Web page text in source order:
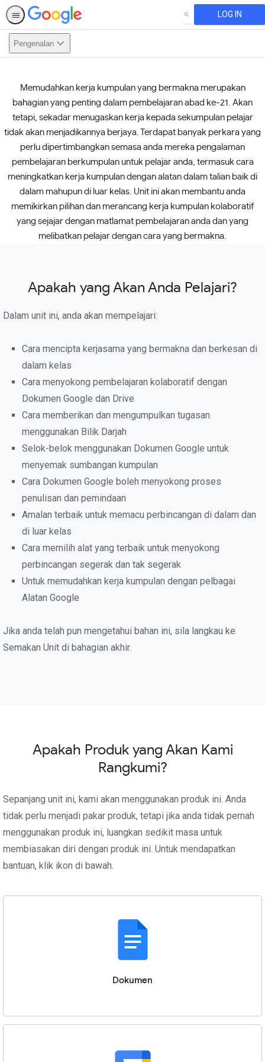
SEARCH LOG IN
Pengenalan
This activity is also available in
English.View activity
Memudahkan kerja kumpulan yang bermakna merupakan
bahagian yang penting dalam pembelajaran abad ke-21. Akan
tetapi, sekadar menugaskan kerja kepada sekumpulan pelajar
tidak akan menjadikannya berjaya. Terdapat banyak perkara yang
perlu dipertimbangkan semasa anda mereka pengalaman
pembelajaran berkumpulan untuk pelajar anda, termasuk cara
meningkatkan kerja kumpulan dengan alatan dalam talian baik di
dalam mahupun di luar kelas. Unit ini akan membantu anda
memikirkan pilihan dan merancang kerja kumpulan kolaboratif
yang sejajar dengan matlamat pembelajaran anda dan yang
melibatkan pelajar dengan cara yang bermakna.
Apakah yang Akan Anda Pelajari?
Dalam unit ini, anda akan mempelajari:
Cara mencipta kerjasama yang bermakna dan berkesan di
dalam kelas
Cara menyokong pembelajaran kolaboratif dengan
Dokumen Google dan Drive
Cara memberikan dan mengumpulkan tugasan
menggunakan Bilik Darjah
Selok-belok menggunakan Dokumen Google untuk
menyemak sumbangan kumpulan
Cara Dokumen Google boleh menyokong proses
penulisan dan pemindaan
Amalan terbaik untuk memacu perbincangan di dalam dan
di luar kelas
Cara memilih alat yang terbaik untuk menyokong
perbincangan segerak dan tak segerak
Untuk memudahkan kerja kumpulan dengan pelbagai
Alatan Google
Jika anda telah pun mengetahui bahan ini, sila langkau ke
Semakan Unit di bahagian akhir.
Apakah Produk yang Akan Kami
Rangkumi?
Sepanjang unit ini, kami akan menggunakan produk ini. Anda
tidak perlu menjadi pakar produk, tetapi jika anda tidak pernah
menggunakan produk ini, luangkan sedikit masa untuk
membiasakan diri dengan produk ini. Untuk mendapatkan
bantuan, klik ikon di bawah.
Dokumen